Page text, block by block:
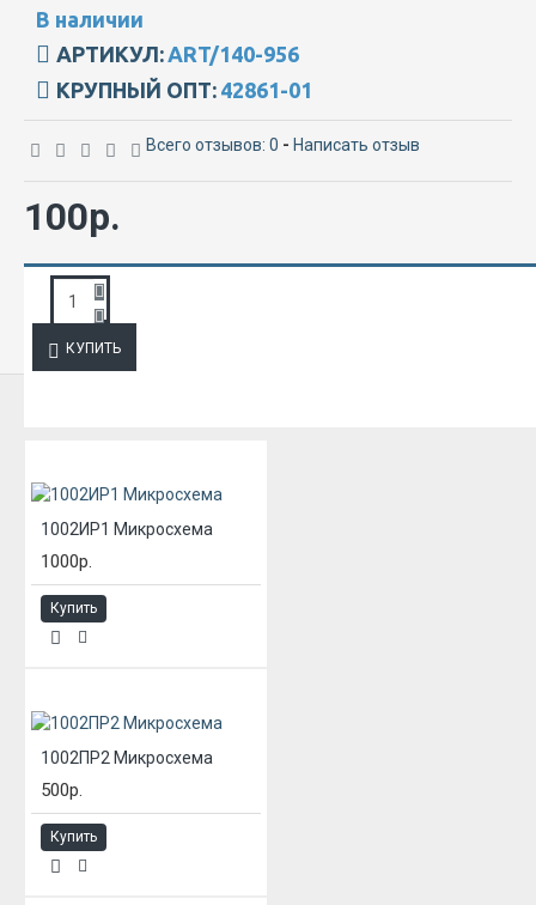
В наличии
АРТИКУЛ: ART/140-956
КРУПНЫЙ ОПТ: 42861-01
Всего отзывов: 0 - Написать отзыв
100р.
КУПИТЬ
1002ИР1 Микросхема
1000р.
Купить
1002ПР2 Микросхема
500р.
Купить